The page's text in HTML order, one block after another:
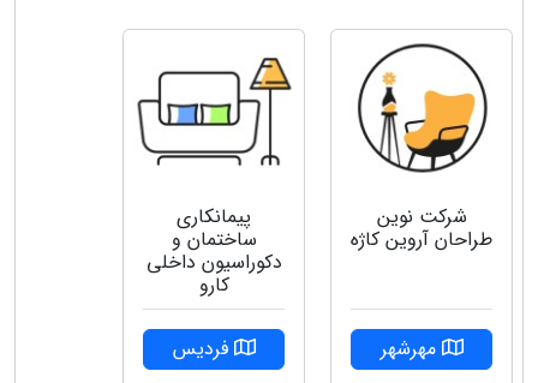
شرکت نوین
طراحان آروین کاژه
مهرشهر
پیمانکاری
ساختمان و
دکوراسیون داخلی
کارو
فردیس